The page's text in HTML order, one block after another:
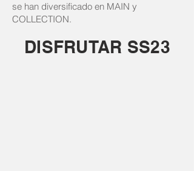
se han diversificado en MAIN y
COLLECTION.
DISFRUTAR SS23